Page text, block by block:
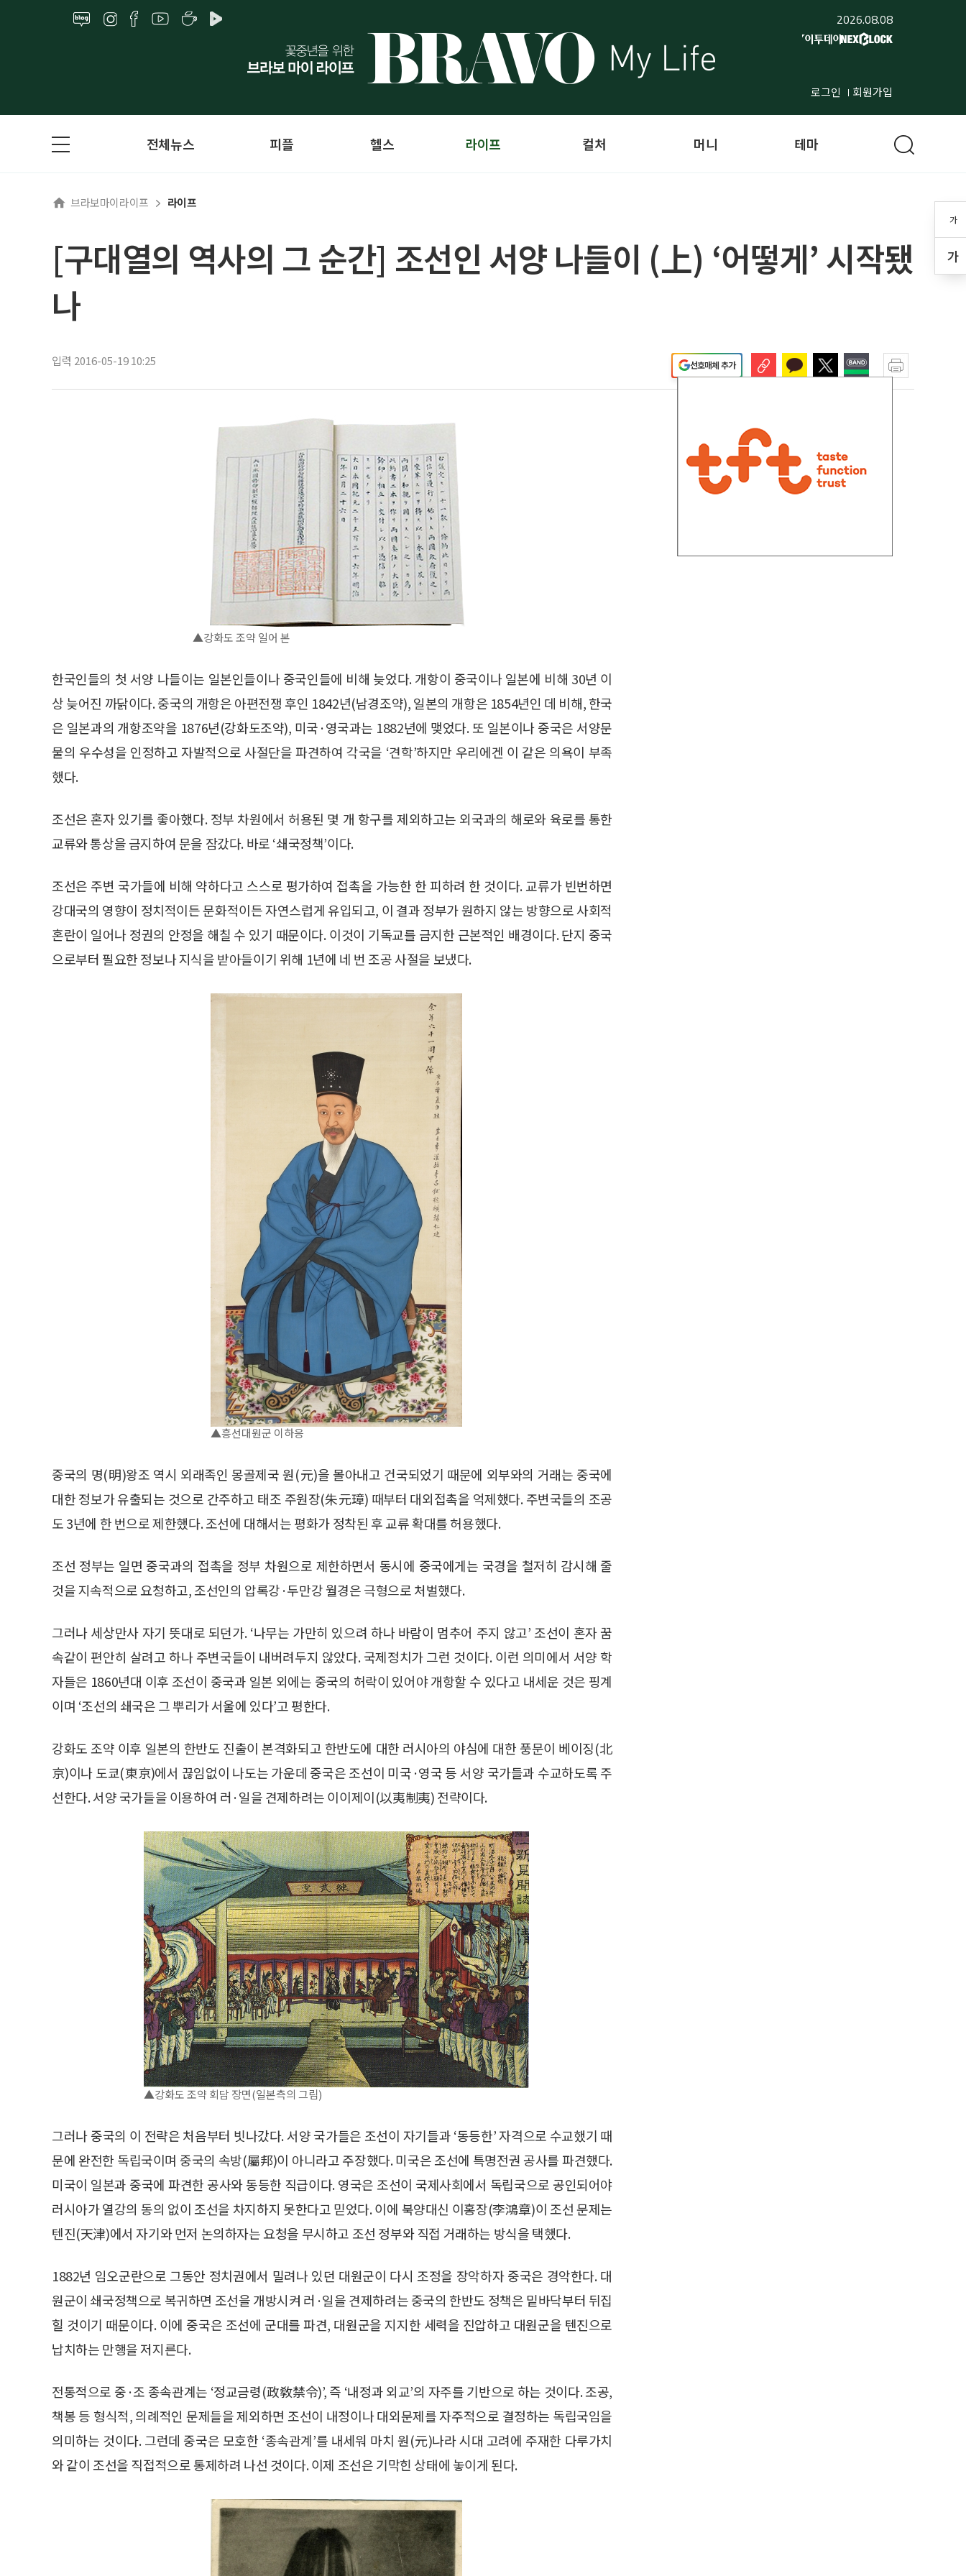
2026.08.08
로그인 회원가입
가
가
전체뉴스 피플 헬스 라이프 컬처 머니 테마
브라보마이라이프 라이프
[구대열의 역사의 그 순간] 조선인 서양 나들이 (上) ‘어떻게’ 시작됐
나
입력 2016-05-19 10:25 선호매체 추가
▲강화도 조약 일어 본
한국인들의 첫 서양 나들이는 일본인들이나 중국인들에 비해 늦었다. 개항이 중국이나 일본에 비해 30년 이
상 늦어진 까닭이다. 중국의 개항은 아편전쟁 후인 1842년(남경조약), 일본의 개항은 1854년인 데 비해, 한국
은 일본과의 개항조약을 1876년(강화도조약), 미국·영국과는 1882년에 맺었다. 또 일본이나 중국은 서양문
물의 우수성을 인정하고 자발적으로 사절단을 파견하여 각국을 ‘견학’하지만 우리에겐 이 같은 의욕이 부족
했다.
조선은 혼자 있기를 좋아했다. 정부 차원에서 허용된 몇 개 항구를 제외하고는 외국과의 해로와 육로를 통한
교류와 통상을 금지하여 문을 잠갔다. 바로 ‘쇄국정책’이다.
조선은 주변 국가들에 비해 약하다고 스스로 평가하여 접촉을 가능한 한 피하려 한 것이다. 교류가 빈번하면
강대국의 영향이 정치적이든 문화적이든 자연스럽게 유입되고, 이 결과 정부가 원하지 않는 방향으로 사회적
혼란이 일어나 정권의 안정을 해칠 수 있기 때문이다. 이것이 기독교를 금지한 근본적인 배경이다. 단지 중국
으로부터 필요한 정보나 지식을 받아들이기 위해 1년에 네 번 조공 사절을 보냈다.
▲흥선대원군 이하응
중국의 명(明)왕조 역시 외래족인 몽골제국 원(元)을 몰아내고 건국되었기 때문에 외부와의 거래는 중국에
대한 정보가 유출되는 것으로 간주하고 태조 주원장(朱元璋) 때부터 대외접촉을 억제했다. 주변국들의 조공
도 3년에 한 번으로 제한했다. 조선에 대해서는 평화가 정착된 후 교류 확대를 허용했다.
조선 정부는 일면 중국과의 접촉을 정부 차원으로 제한하면서 동시에 중국에게는 국경을 철저히 감시해 줄
것을 지속적으로 요청하고, 조선인의 압록강·두만강 월경은 극형으로 처벌했다.
그러나 세상만사 자기 뜻대로 되던가. ‘나무는 가만히 있으려 하나 바람이 멈추어 주지 않고’ 조선이 혼자 꿈
속같이 편안히 살려고 하나 주변국들이 내버려두지 않았다. 국제정치가 그런 것이다. 이런 의미에서 서양 학
자들은 1860년대 이후 조선이 중국과 일본 외에는 중국의 허락이 있어야 개항할 수 있다고 내세운 것은 핑계
이며 ‘조선의 쇄국은 그 뿌리가 서울에 있다’고 평한다.
강화도 조약 이후 일본의 한반도 진출이 본격화되고 한반도에 대한 러시아의 야심에 대한 풍문이 베이징(北
京)이나 도쿄(東京)에서 끊임없이 나도는 가운데 중국은 조선이 미국·영국 등 서양 국가들과 수교하도록 주
선한다. 서양 국가들을 이용하여 러·일을 견제하려는 이이제이(以夷制夷) 전략이다.
▲강화도 조약 회담 장면(일본측의 그림)
그러나 중국의 이 전략은 처음부터 빗나갔다. 서양 국가들은 조선이 자기들과 ‘동등한’ 자격으로 수교했기 때
문에 완전한 독립국이며 중국의 속방(屬邦)이 아니라고 주장했다. 미국은 조선에 특명전권 공사를 파견했다.
미국이 일본과 중국에 파견한 공사와 동등한 직급이다. 영국은 조선이 국제사회에서 독립국으로 공인되어야
러시아가 열강의 동의 없이 조선을 차지하지 못한다고 믿었다. 이에 북양대신 이홍장(李鴻章)이 조선 문제는
텐진(天津)에서 자기와 먼저 논의하자는 요청을 무시하고 조선 정부와 직접 거래하는 방식을 택했다.
1882년 임오군란으로 그동안 정치권에서 밀려나 있던 대원군이 다시 조정을 장악하자 중국은 경악한다. 대
원군이 쇄국정책으로 복귀하면 조선을 개방시켜 러·일을 견제하려는 중국의 한반도 정책은 밑바닥부터 뒤집
힐 것이기 때문이다. 이에 중국은 조선에 군대를 파견, 대원군을 지지한 세력을 진압하고 대원군을 텐진으로
납치하는 만행을 저지른다.
전통적으로 중·조 종속관계는 ‘정교금령(政敎禁令)’, 즉 ‘내정과 외교’의 자주를 기반으로 하는 것이다. 조공,
책봉 등 형식적, 의례적인 문제들을 제외하면 조선이 내정이나 대외문제를 자주적으로 결정하는 독립국임을
의미하는 것이다. 그런데 중국은 모호한 ‘종속관계’를 내세워 마치 원(元)나라 시대 고려에 주재한 다루가치
와 같이 조선을 직접적으로 통제하려 나선 것이다. 이제 조선은 기막힌 상태에 놓이게 된다.